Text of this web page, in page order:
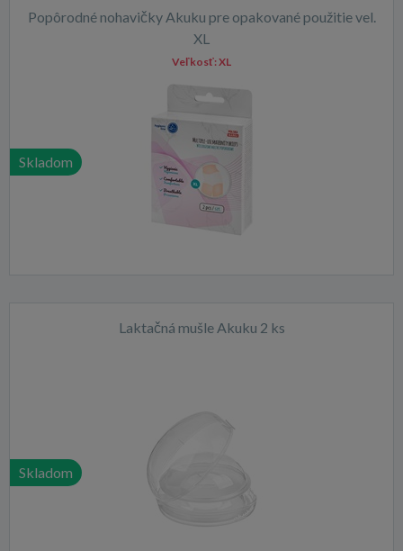
Popôrodné nohavičky Akuku pre opakované použitie vel.
XL
Skladom
Veľkosť:XL
Laktačná mušle Akuku 2 ks
Skladom